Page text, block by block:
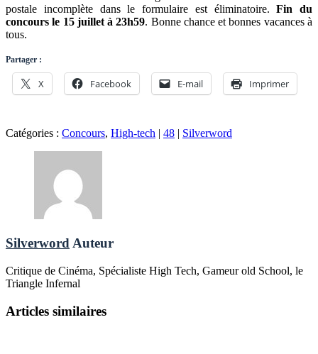
postale incomplète dans le formulaire est éliminatoire.Fin du
concours le 15 juillet à 23h59. Bonne chance et bonnes vacances à
tous.
Partager :
X Facebook E-mail Imprimer
Catégories : Concours, High-tech | 48 | Silverword
Silverword Auteur
Critique de Cinéma, Spécialiste High Tech, Gameur old School, le
Triangle Infernal
Articles similaires